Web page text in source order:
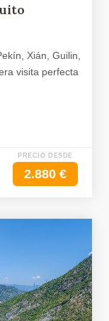
Xián, Guilin,
visita perfecta
PRECIO DESDE
2.880 €